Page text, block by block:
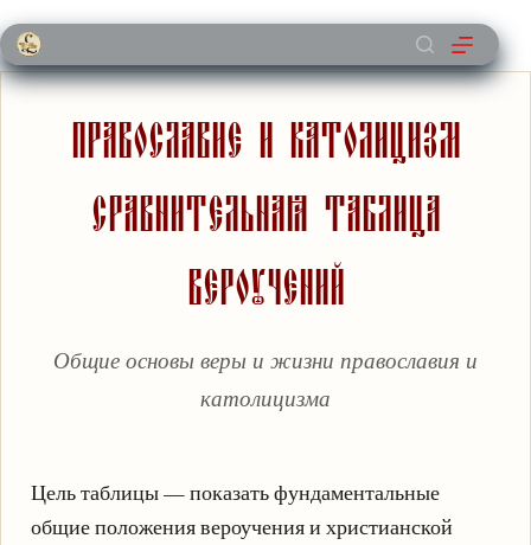
к
сути
Православие и католицизм
Сравнительная таблица
вероучений
Общие основы веры и жизни православия и
католицизма
Цель таблицы — показать фундаментальные
общие положения вероучения и христианской